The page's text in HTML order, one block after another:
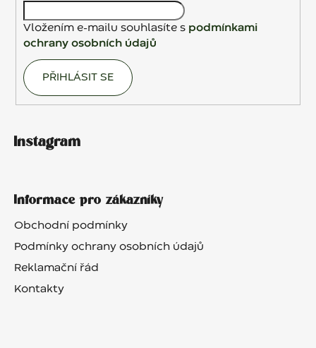
Vložením e-mailu souhlasíte s podmínkami
ochrany osobních údajů
PŘIHLÁSIT SE
Instagram
Informace pro zákazníky
Obchodní podmínky
Podmínky ochrany osobních údajů
Reklamační řád
Kontakty